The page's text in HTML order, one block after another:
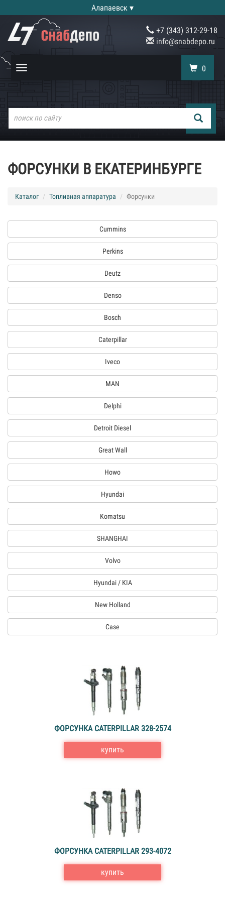
Алапаевск ▾
+7 (343) 312-29-18
info@snabdepo.ru
Toggle
0
ФОРСУНКИ В ЕКАТЕРИНБУРГЕ
Каталог Топливная аппаратура Форсунки
Cummins
Perkins
Deutz
Denso
Bosch
Caterpillar
Iveco
MAN
Delphi
Detroit Diesel
Great Wall
Howo
Hyundai
Komatsu
SHANGHAI
Volvo
Hyundai / KIA
New Holland
Case
ФОРСУНКА CATERPILLAR 328-2574
купить
ФОРСУНКА CATERPILLAR 293-4072
купить